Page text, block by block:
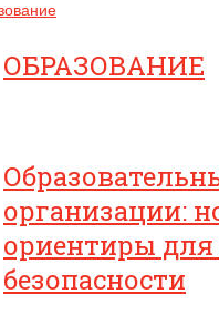
ОБРАЗОВАНИЕ
организации:
ориентиры
безопасности